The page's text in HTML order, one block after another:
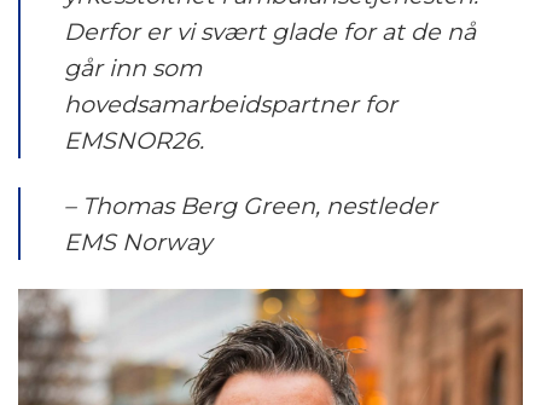
Derfor er vi svært glade for at de nå
går inn som
hovedsamarbeidspartner for
EMSNOR26.
– Thomas Berg Green, nestleder
EMS Norway